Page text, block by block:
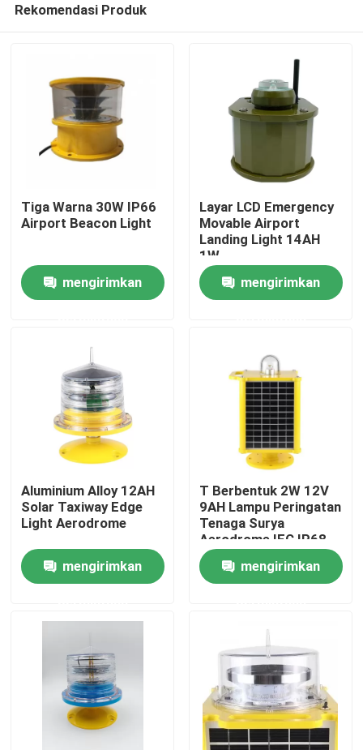
Rumah
Tentang kami
Tur Pabrik
Kontrol kualitas
Permintaan Penawaran
Lampu Obstruksi Tenaga Surya
Lampu Obstruksi Pesawat Terbang
Rekomendasi Produk
Tiga Warna 30W IP66
Airport Beacon Light
mengirimkan
Layar LCD Emergency
Movable Airport
Landing Light 14AH
1W
mengirimkan
Aluminium Alloy 12AH
Solar Taxiway Edge
Light Aerodrome
mengirimkan
T Berbentuk 2W 12V
9AH Lampu Peringatan
Tenaga Surya
Aerodrome IEC IP68
mengirimkan